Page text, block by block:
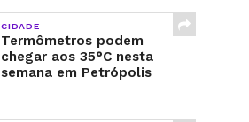
CIDADE
Termômetros podem
chegar aos 35°C nesta
semana em Petrópolis